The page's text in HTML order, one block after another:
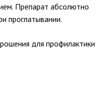
Препарат абсолютно
проглатывании.
для профилактики